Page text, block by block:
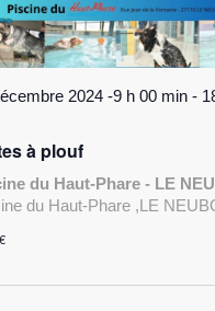
2024 -9 h 00 min -
à plouf
du Haut-Phare - LE
du Haut-Phare ,LE